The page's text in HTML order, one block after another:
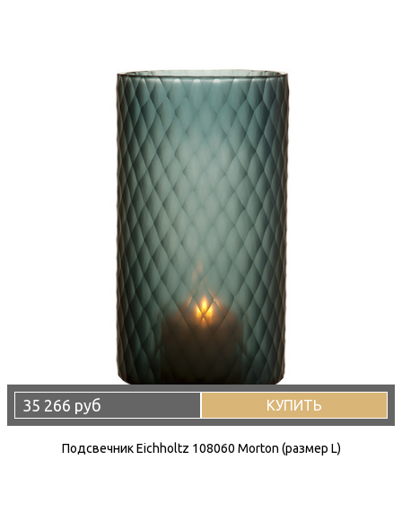
35 266 руб КУПИТЬ
Подсвечник Eichholtz 108060 Morton (размер L)